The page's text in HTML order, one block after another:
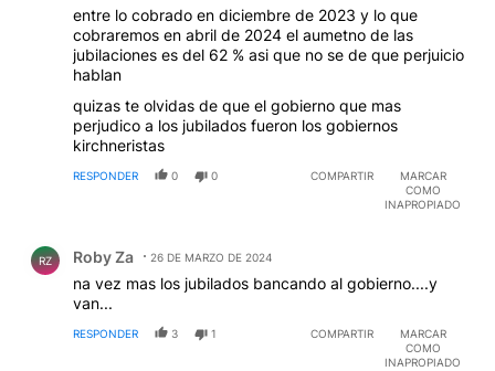
entre lo cobrado en diciembre de 2023 y lo que
cobraremos en abril de 2024 el aumetno de las
jubilaciones es del 62 % asi que no se de que perjuicio
hablan
quizas te olvidas de que el gobierno que mas
perjudico a los jubilados fueron los gobiernos
kirchneristas
RESPONDER 0 0 COMPARTIR
MARCAR
COMO
INAPROPIADO
RZ Roby Za 26 DE MARZO DE 2024
na vez mas los jubilados bancando al gobierno....y
van...
RESPONDER 3 1 COMPARTIR
MARCAR
COMO
INAPROPIADO